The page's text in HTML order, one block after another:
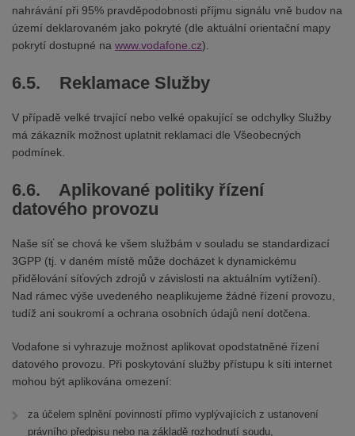
nahrávání při 95% pravděpodobnosti příjmu signálu vně budov na
území deklarovaném jako pokryté (dle aktuální orientační mapy
pokrytí dostupné na www.vodafone.cz).
6.5. Reklamace Služby
V případě velké trvající nebo velké opakující se odchylky Služby
má zákazník možnost uplatnit reklamaci dle Všeobecných
podmínek.
6.6. Aplikované politiky řízení
datového provozu
Naše síť se chová ke všem službám v souladu se standardizací
3GPP (tj. v daném místě může docházet k dynamickému
přidělování síťových zdrojů v závislosti na aktuálním vytížení).
Nad rámec výše uvedeného neaplikujeme žádné řízení provozu,
tudíž ani soukromí a ochrana osobních údajů není dotčena.
Vodafone si vyhrazuje možnost aplikovat opodstatněné řízení
datového provozu. Při poskytování služby přístupu k síti internet
mohou být aplikována omezení:
za účelem splnění povinností přímo vyplývajících z ustanovení
právního předpisu nebo na základě rozhodnutí soudu,